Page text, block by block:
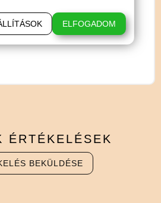
kanül, flexibilis fejjel
ÉRTÉKELÉSEK
BEKÜLDÉSE
ELFOGADOM